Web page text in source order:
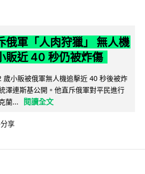
俄軍「人肉狩獵」 無人機
販近 40 秒仍被炸傷
歲小販被俄軍無人機追擊近 40 秒後被炸
澤連斯基公開。他直斥俄軍對平民進行
蘭...
閱讀全文
分享